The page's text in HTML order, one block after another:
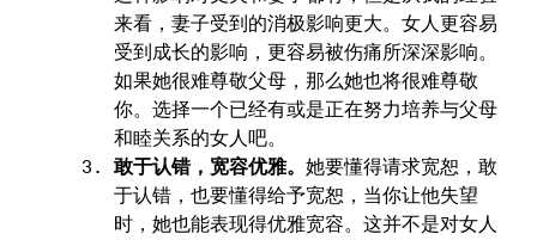
来看，妻子受到的消极影响更大。女人更容易
受到成长的影响，更容易被伤痛所深深影响。
如果她很难尊敬父母，那么她也将很难尊敬
你。选择一个已经有或是正在努力培养与父母
和睦关系的女人吧。
敢于认错，宽容优雅。 她要懂得请求宽恕，敢
于认错，也要懂得给予宽恕，当你让他失望
时，她也能表现得优雅宽容。这并不是对女人